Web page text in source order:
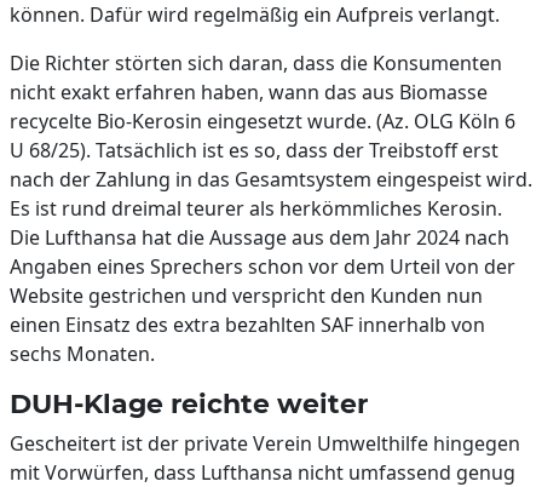
können. Dafür wird regelmäßig ein Aufpreis verlangt.
Die Richter störten sich daran, dass die Konsumenten
nicht exakt erfahren haben, wann das aus Biomasse
recycelte Bio-Kerosin eingesetzt wurde. (Az. OLG Köln 6
U 68/25). Tatsächlich ist es so, dass der Treibstoff erst
nach der Zahlung in das Gesamtsystem eingespeist wird.
Es ist rund dreimal teurer als herkömmliches Kerosin.
Die Lufthansa hat die Aussage aus dem Jahr 2024 nach
Angaben eines Sprechers schon vor dem Urteil von der
Website gestrichen und verspricht den Kunden nun
einen Einsatz des extra bezahlten SAF innerhalb von
sechs Monaten.
DUH-Klage reichte weiter
Gescheitert ist der private Verein Umwelthilfe hingegen
mit Vorwürfen, dass Lufthansa nicht umfassend genug